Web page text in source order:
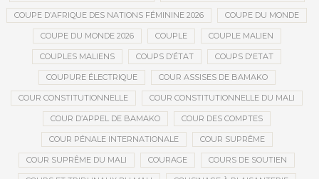
COUPE D’AFRIQUE DES NATIONS FÉMININE 2026 COUPE DU MONDE
COUPE DU MONDE 2026 COUPLE COUPLE MALIEN
COUPLES MALIENS COUPS D’ÉTAT COUPS D'ETAT
COUPURE ÉLECTRIQUE COUR ASSISES DE BAMAKO
COUR CONSTITUTIONNELLE COUR CONSTITUTIONNELLE DU MALI
COUR D’APPEL DE BAMAKO COUR DES COMPTES
COUR PÉNALE INTERNATIONALE COUR SUPRÊME
COUR SUPRÊME DU MALI COURAGE COURS DE SOUTIEN